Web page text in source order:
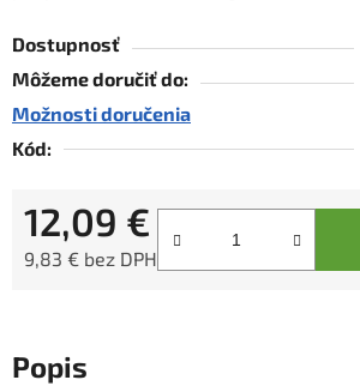
Dostupnosť
Môžeme doručiť do:
Možnosti doručenia
Kód:
12,09 €
9,83 € bez DPH
Popis